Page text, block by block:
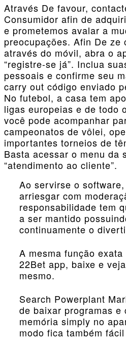
Através De favour,
Consumidor afin de
e prometemos avalar a
preocupações. Afin De ze
através do móvil, abra o
“registre-se já”. Inclua
pessoais e confirme seu
carry out código enviado
No futebol, a casa tem
ligas europeias e de todo
você pode acompanhar
campeonatos de vôlei,
importantes torneios de
Basta acessar o menu da
“atendimento ao cliente”.
Ao servirse o
arriesgar com
responsabilidade tem
a ser mantido
continuamente o
A mesma função
22Bet app, baixe e
mesmo.
Search Powerplant
de baixar programas e
memória simply no
modo fica também